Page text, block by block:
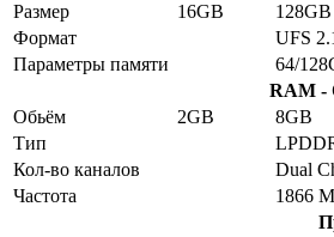
Размер
16GB 128GB
Формат
UFS
Параметры памяти
64/
RAM -
Обьём
2GB 8GB
Тип
Кол-во каналов
Dual
Частота
1866